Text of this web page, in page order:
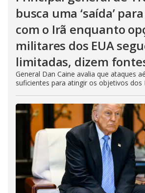
busca uma ‘saída’
com o Irã enquanto
militares dos EUA
limitadas, dizem
General Dan Caine avalia que ataques
suficientes para atingir os objetivos dos